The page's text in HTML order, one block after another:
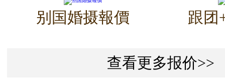
别国婚摄報價 跟团
查看更多报价>>